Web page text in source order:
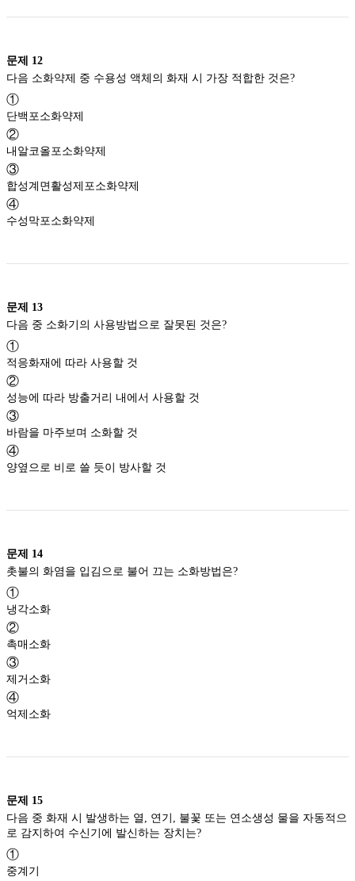
문제 12
①
단백포소화약제
②
내알코올포소화약제
③
합성계면활성제포소화약제
④
수성막포소화약제
문제 13
①
적응화재에 따라 사용할 것
②
성능에 따라 방출거리 내에서 사용할 것
③
바람을 마주보며 소화할 것
④
양옆으로 비로 쓸 듯이 방사할 것
문제 14
①
냉각소화
②
촉매소화
③
제거소화
④
억제소화
문제 15
다음 중 화재 시 발생하는 열, 연기, 불꽃 또는 연소생성 물을 자동적으
①
중계기